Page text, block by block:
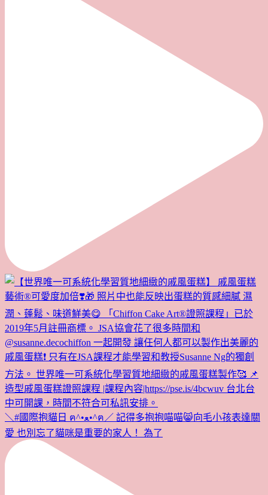
＼#國際抱貓日 ฅ^•ﻌ•^ฅ／ 記得多抱抱喵喵😸向毛小孩表達關
愛 也別忘了貓咪是重要的家人！ 為了